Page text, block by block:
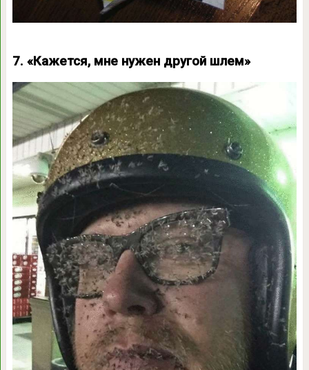
7. «Кажется, мне нужен другой шлем»